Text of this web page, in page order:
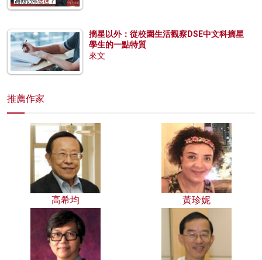
摘星以外：從校園生活觀察DSE中文科摘星
學生的一點特質
來文
推薦作家
高希均 黃珍妮